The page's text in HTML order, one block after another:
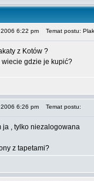
2006 6:22 pm Temat postu:
z Kotów ?
wiecie gdzie je kupić?
2006 6:26 pm Temat postu:
ja , tylko niezalogowana
z tapetami?